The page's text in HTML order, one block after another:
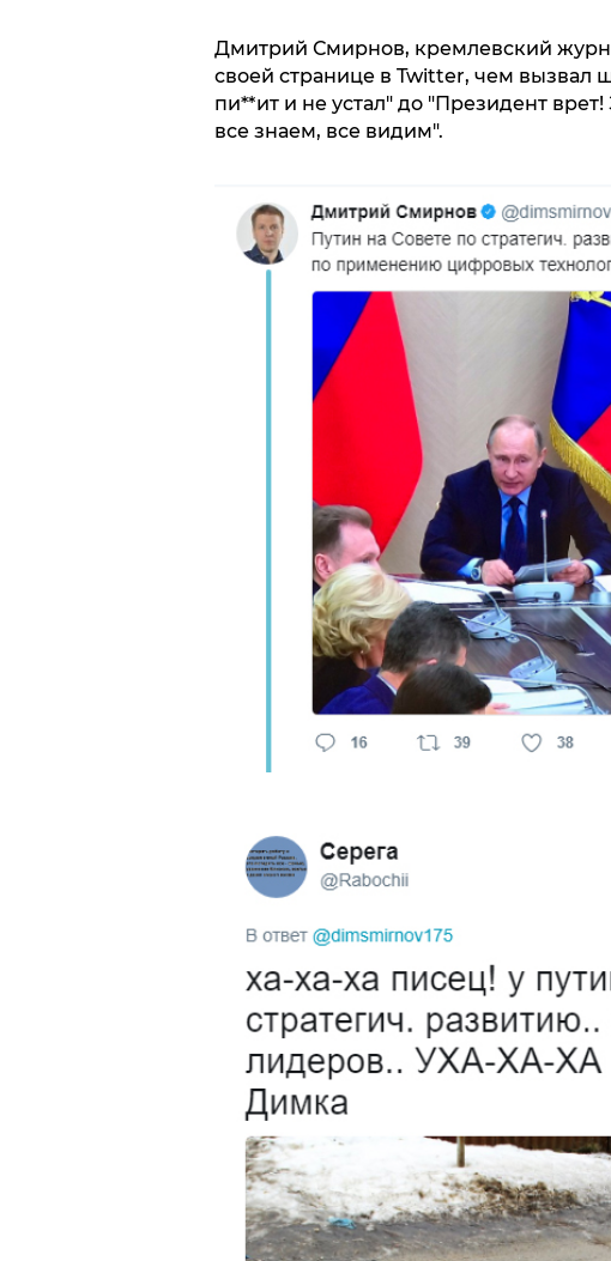
Дмитрий Смирнов, кремлевский
своей странице в Twitter, чем вызвал
пи**ит и не устал" до "Президент
все знаем, все видим".